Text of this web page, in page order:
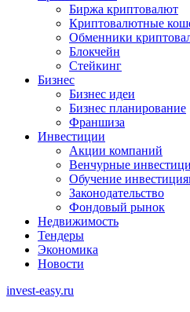
Биржа криптовалют
Криптовалютные
Обменники
Блокчейн
Стейкинг
Бизнес
Бизнес идеи
Бизнес планирование
Франшиза
Инвестиции
Акции компаний
Венчурные
Обучение
Законодательство
Фондовый рынок
Недвижимость
Тендеры
Экономика
Новости
invest-easy.ru